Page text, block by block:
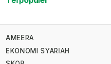
AMEERA
EKONOMI SYARIAH